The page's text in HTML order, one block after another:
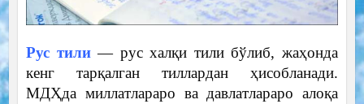
Рус тили— рус халқи тили бўлиб, жаҳонда
кенг тарқалган тиллардан ҳисобланади.
МДҲда миллатлараро ва давлатлараро алоқа